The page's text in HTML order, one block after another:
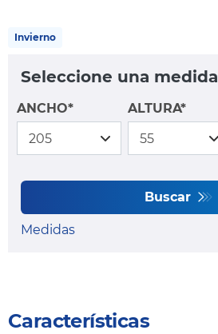
Invierno
Seleccione una medida
ANCHO* ALTURA*
Buscar
Medidas
Características